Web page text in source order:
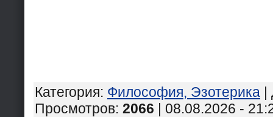
Категория: Философия, Эзотерика |
Просмотров: 2066 | 08.08.2026 -